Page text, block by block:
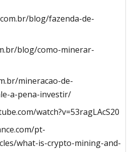
blog/fazenda-de-
blog/como-minerar-
mineracao-de-
a-pena-investir/
watch?v=53ragLAcS20
pt-
what-is-crypto-mining-and-